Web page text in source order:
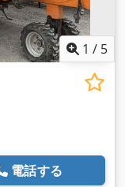
1 / 5
電話する